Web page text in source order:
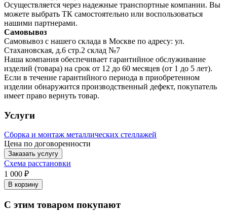
Осуществляется через надежные транспортные компании. Вы
можете выбрать ТК самостоятельно или воспользоваться
нашими партнерами.
Самовывоз
Самовывоз с нашего склада в Москве по адресу: ул.
Стахановская, д.6 стр.2 склад №7
Наша компания обеспечивает гарантийное обслуживание
изделий (товара) на срок от 12 до 60 месяцев (от 1 до 5 лет).
Если в течение гарантийного периода в приобретенном
изделии обнаружится производственный дефект, покупатель
имеет право вернуть товар.
Услуги
Сборка и монтаж металлических стеллажей
Цена по договоренности
Заказать услугу
Схема расстановки
1 000 ₽
В корзину
С этим товаром покупают